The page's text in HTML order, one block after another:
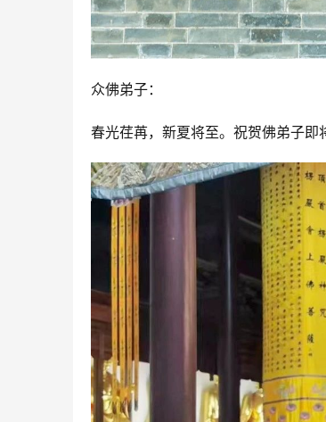
众佛弟子：
春光荏苒，新夏将至。祝贺佛弟子即